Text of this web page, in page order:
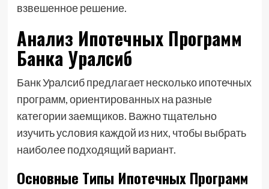
взвешенное решение.
Анализ Ипотечных Программ
Банка Уралсиб
Банк Уралсиб предлагает несколько ипотечных
программ, ориентированных на разные
категории заемщиков. Важно тщательно
изучить условия каждой из них, чтобы выбрать
наиболее подходящий вариант.
Основные Типы Ипотечных Программ